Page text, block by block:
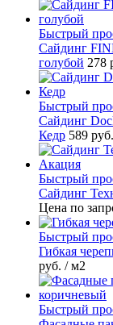
Быстрый
Cайдинг
голубой 278
Быстрый
Сайдинг
Кедр 589 руб.
Быстрый
Сайдинг
Цена по
Быстрый
Гибкая
руб. / м2
Быстрый